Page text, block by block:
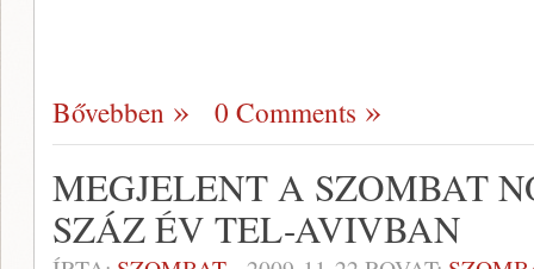
Bővebben 0 Comments
MEGJELENT A SZOMBAT
SZÁZ ÉV TEL-AVIVBAN